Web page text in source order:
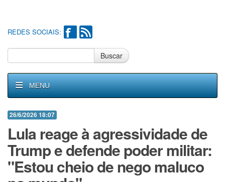
REDES SOCIAIS:
Buscar
MENU
26/6/2026 18:07
Lula reage à agressividade de
Trump e defende poder militar:
"Estou cheio de nego maluco